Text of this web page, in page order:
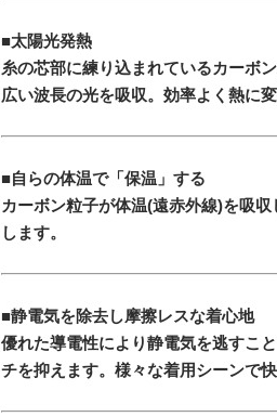
■太陽光発熱
糸の芯部に練り込まれているカーボ
広い波長の光を吸収。効率よく熱に
■自らの体温で「保温」する
カーボン粒子が体温(遠赤外線)を吸
します。
■静電気を除去し摩擦レスな着心地
優れた導電性により静電気を逃すこ
チを抑えます。様々な着用シーンで